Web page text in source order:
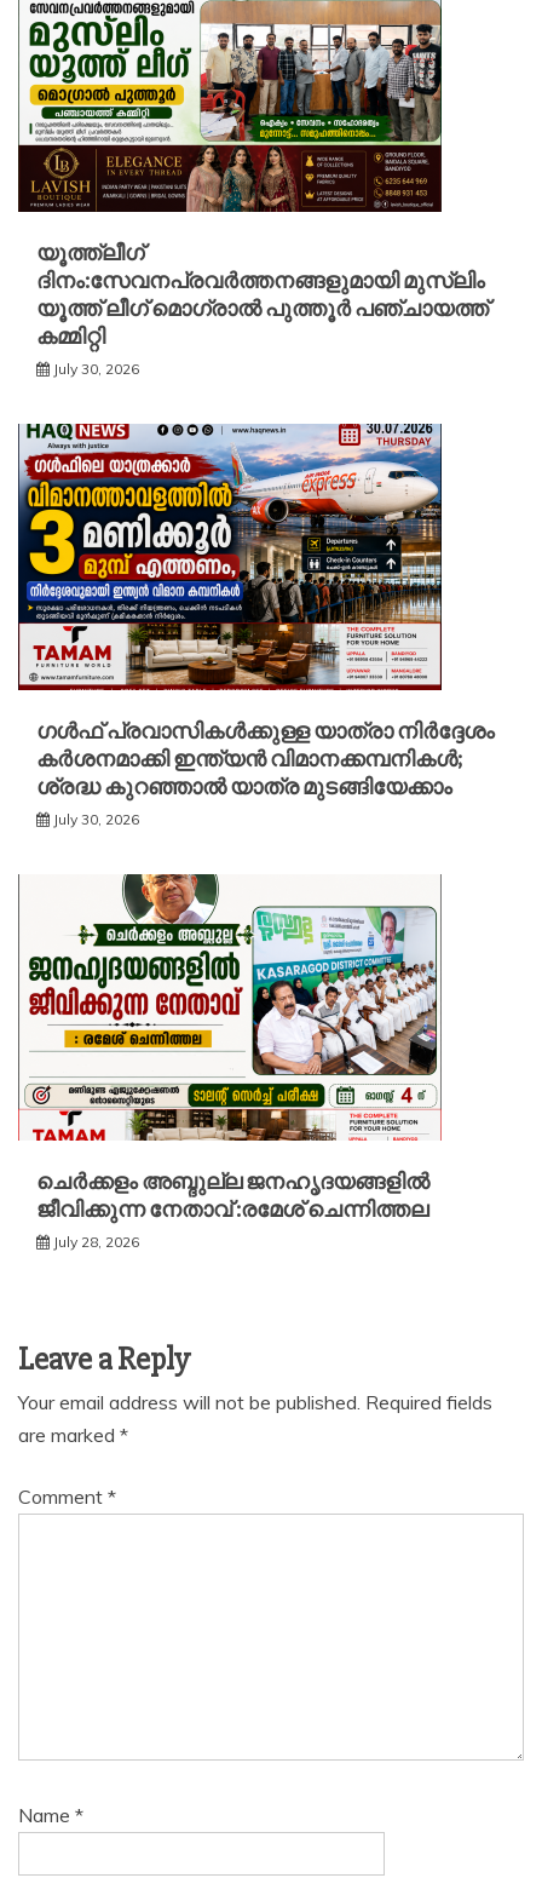
യൂത്ത്ലീഗ്
ദിനം:സേവനപ്രവർത്തനങ്ങളുമായി മുസ്ലിം
യൂത്ത് ലീഗ് മൊഗ്രാൽ പുത്തൂർ പഞ്ചായത്ത്
കമ്മിറ്റി
July 30, 2026
ഗൾഫ് പ്രവാസികൾക്കുള്ള യാത്രാ നിർദ്ദേശം
കർശനമാക്കി ഇന്ത്യൻ വിമാനക്കമ്പനികൾ;
ശ്രദ്ധ കുറഞ്ഞാൽ യാത്ര മുടങ്ങിയേക്കാം
July 30, 2026
ചെർക്കളം അബ്ദുല്ല ജനഹൃദയങ്ങളിൽ
ജീവിക്കുന്ന നേതാവ് :രമേശ് ചെന്നിത്തല
July 28, 2026
Leave a Reply
Your email address will not be published. Required fields
are marked *
Comment *
Name *